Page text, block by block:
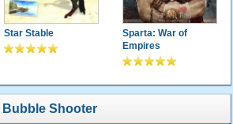
Star Stable
Sparta: War of
Empires
Bubble Shooter